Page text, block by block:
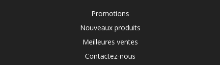
Promotions
Nouveaux produits
Meilleures ventes
Contactez-nous